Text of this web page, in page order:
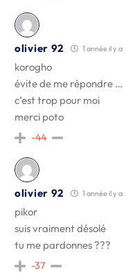
olivier 92 1 année il y a
korogho
évite de me répondre …
c’est trop pour moi
merci poto
-44
olivier 92 1 année il y a
pikor
suis vraiment désolé
tu me pardonnes ???
-37